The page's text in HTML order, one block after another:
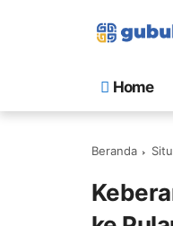
Home
Beranda